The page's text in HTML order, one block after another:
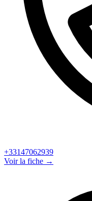
+33147062939
Voir la fiche →